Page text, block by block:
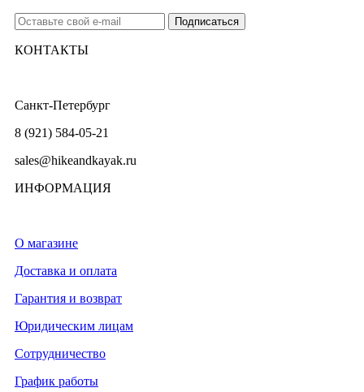
КОНТАКТЫ
Санкт-Петербург
8 (921) 584-05-21
sales@hikeandkayak.ru
ИНФОРМАЦИЯ
О магазине
Доставка и оплата
Гарантия и возврат
Юридическим лицам
Сотрудничество
График работы